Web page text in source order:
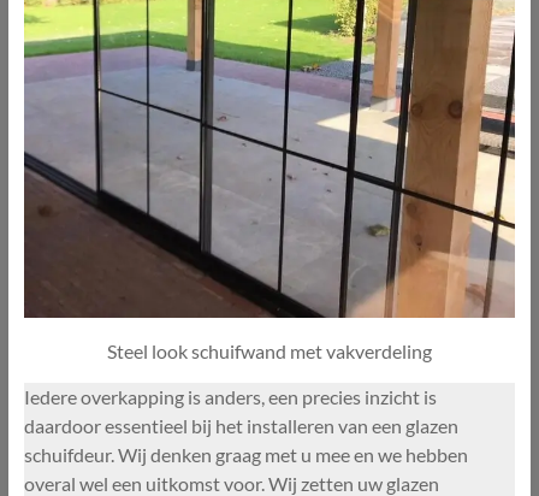
Steel look schuifwand met vakverdeling
Iedere overkapping is anders, een precies inzicht is
daardoor essentieel bij het installeren van een glazen
schuifdeur. Wij denken graag met u mee en we hebben
overal wel een uitkomst voor. Wij zetten uw glazen